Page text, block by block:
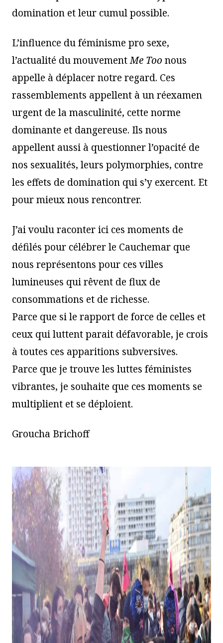
domination et leur cumul possible.
L’influence du féminisme pro sexe,
l’actualité du mouvementMe Too nous
appelle à déplacer notre regard. Ces
rassemblements appellent à un réexamen
urgent de la masculinité, cette norme
dominante et dangereuse. Ils nous
appellent aussi à questionner l’opacité de
nos sexualités, leurs polymorphies, contre
les effets de domination qui s’y exercent. Et
pour mieux nous rencontrer.
J’ai voulu raconter ici ces moments de
défilés pour célébrer le Cauchemar que
nous représentons pour ces villes
lumineuses qui rêvent de flux de
consommations et de richesse.
Parce que si le rapport de force de celles et
ceux qui luttent parait défavorable, je crois
à toutes ces apparitions subversives.
Parce que je trouve les luttes féministes
vibrantes, je souhaite que ces moments se
multiplient et se déploient.
Groucha Brichoff